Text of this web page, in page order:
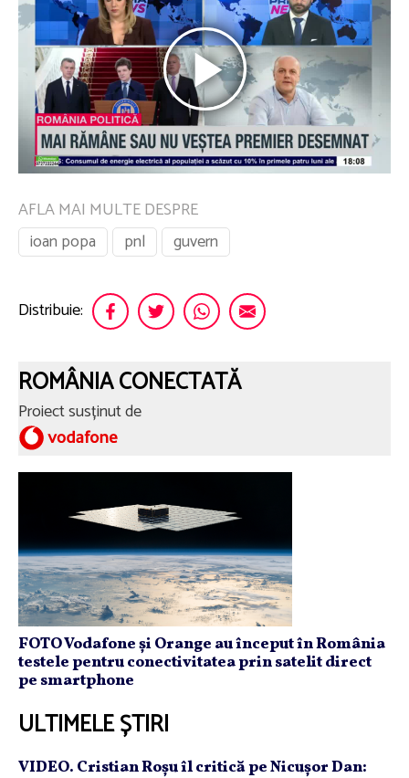
AFLA MAI MULTE DESPRE
ioan popa
pnl guvern
Distribuie:
ROMÂNIA CONECTATĂ
Proiect susținut de
FOTO Vodafone și Orange au început în România
testele pentru conectivitatea prin satelit direct
pe smartphone
ULTIMELE ȘTIRI
VIDEO. Cristian Roşu îl critică pe Nicuşor Dan: